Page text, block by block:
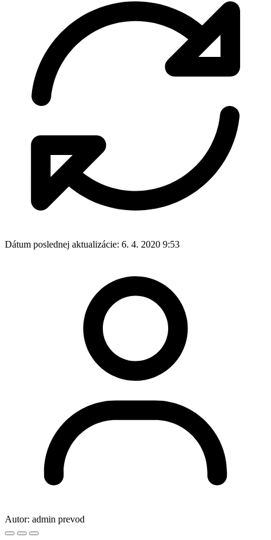
Dátum poslednej aktualizácie: 6. 4. 2020 9:53
Autor: admin prevod